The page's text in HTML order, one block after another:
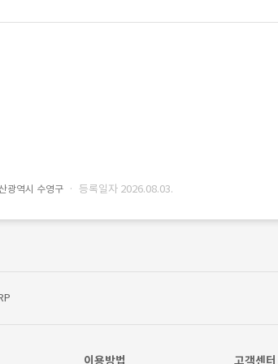
광역시 수영구 · 등록일자 2026.08.03.
이용방법 고객센터